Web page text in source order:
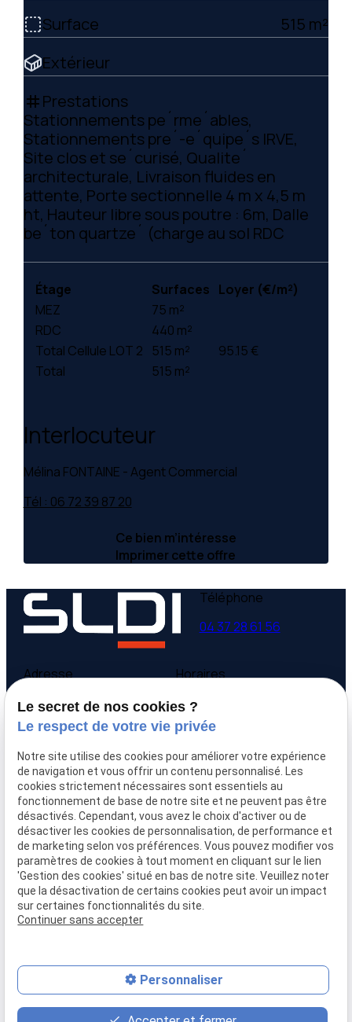
Surface
515 m²
Extérieur
tag Prestations
Stationnements pe´rme´ables,
Stationnements pre´-e´quipe´s IRVE,
Site clos et se´curisé, Qualite´
architecturale, Livraison fluides en
attente, Porte sectionnelle 4 m x 4,5 m
ht, Hauteur libre sous poutre : 6m, Dalle
be´ton quartze´ (charge au sol RDC
Étage Surfaces Loyer (€/m²)
MEZ
75 m²
RDC
440 m²
Total Cellule LOT 2 515 m²
95.15 €
Total
515 m²
Interlocuteur
Mélina FONTAINE - Agent Commercial
Tél : 06 72 39 87 20
Ce bien m’intéresse
Imprimer cette offre
Téléphone
04 37 28 61 56
Adresse
9 avenue Victor Hugo
69160 Tassin la Demi-
Lune
Horaires
Lundi - Vendredi
09:00-12:00,
Accueil
Qui sommes-nous
Nos biens
Prix immobilier
Confier mon bien
Rejoignez-nous
Contact
place contact_page phone
Le secret de nos cookies ?
Le respect de votre vie privée
Notre site utilise des cookies pour améliorer votre expérience
de navigation et vous offrir un contenu personnalisé. Les
cookies strictement nécessaires sont essentiels au
fonctionnement de base de notre site et ne peuvent pas être
désactivés. Cependant, vous avez le choix d'activer ou de
désactiver les cookies de personnalisation, de performance et
de marketing selon vos préférences. Vous pouvez modifier vos
paramètres de cookies à tout moment en cliquant sur le lien
'Gestion des cookies' situé en bas de notre site. Veuillez noter
que la désactivation de certains cookies peut avoir un impact
sur certaines fonctionnalités du site.
Continuer sans accepter
Personnaliser